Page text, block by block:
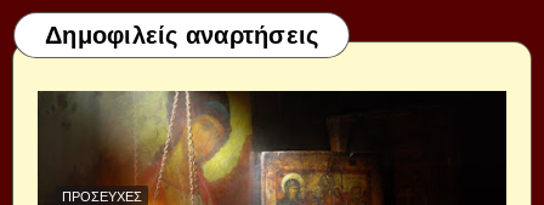
Δημοφιλείς αναρτήσεις
ΠΡΟΣΕΥΧΈΣ